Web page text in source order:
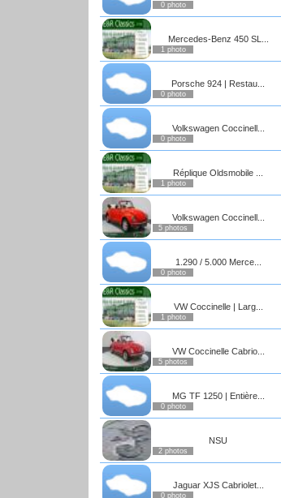
0 photo
Mercedes-Benz 450 SL...
1 photo
Porsche 924 | Restau...
0 photo
Volkswagen Coccinell...
0 photo
Réplique Oldsmobile ...
1 photo
Volkswagen Coccinell...
5 photos
1.290 / 5.000 Merce...
0 photo
VW Coccinelle | Larg...
1 photo
VW Coccinelle Cabrio...
5 photos
MG TF 1250 | Entière...
0 photo
NSU
2 photos
Jaguar XJS Cabriolet...
0 photo